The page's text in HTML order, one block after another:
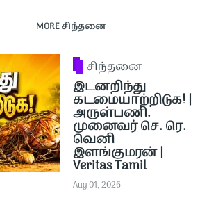
MORE சிந்தனை
சிந்தனை
இடனறிந்து
கடமையாற்றிடுக! |
அருள்பணி.
முனைவர் செ. ரெ.
வெனி
இளங்குமரன் |
Veritas Tamil
Aug 01, 2026